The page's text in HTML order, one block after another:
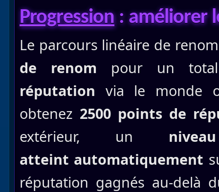
Progression : améliorer
Le parcours linéaire de
de renom pour un
réputation via le monde
obtenez 2500 points de
extérieur, un
atteint automatiquement
réputation gagnés au-delà